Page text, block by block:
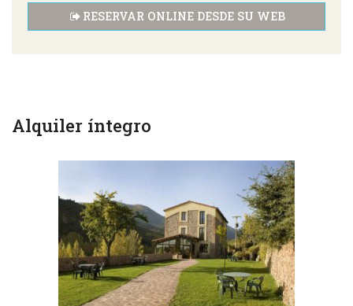
RESERVAR ONLINE DESDE SU WEB
Alquiler íntegro